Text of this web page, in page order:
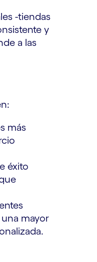
-tiendas
y
a las
más
éxito
mayor